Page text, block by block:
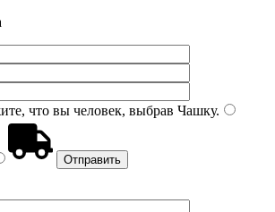
что вы человек, выбрав Чашку.